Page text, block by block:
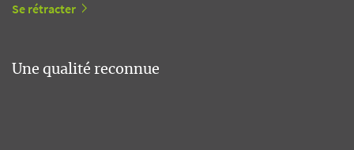
Se rétracter
Une qualité reconnue